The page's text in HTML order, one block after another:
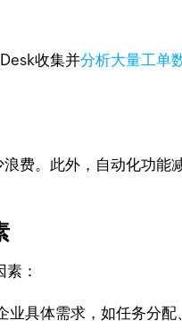
收集并分析大量工单
费。此外，自动化功
：
具体需求，如任务分配